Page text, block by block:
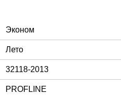
Эконом
Лето
32118-2013
PROFLINE